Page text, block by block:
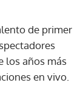
de primer
los años más
en vivo.